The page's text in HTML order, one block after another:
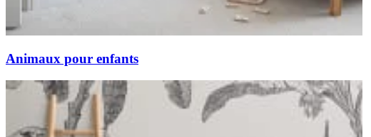
Animaux pour enfants